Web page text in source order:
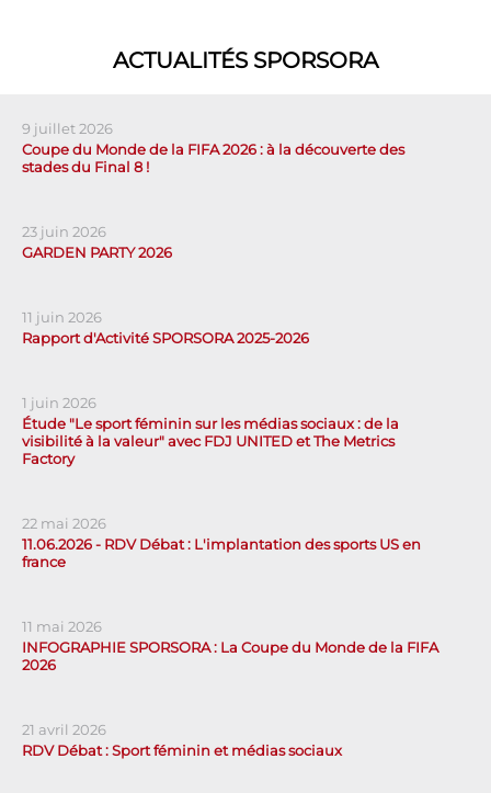
ACTUALITÉS SPORSORA
9 juillet 2026
Coupe du Monde de la FIFA 2026 : à la découverte des
stades du Final 8 !
23 juin 2026
GARDEN PARTY 2026
11 juin 2026
Rapport d'Activité SPORSORA 2025-2026
1 juin 2026
Étude "Le sport féminin sur les médias sociaux : de la
visibilité à la valeur" avec FDJ UNITED et The Metrics
Factory
22 mai 2026
11.06.2026 - RDV Débat : L'implantation des sports US en
france
11 mai 2026
INFOGRAPHIE SPORSORA : La Coupe du Monde de la FIFA
2026
21 avril 2026
RDV Débat : Sport féminin et médias sociaux